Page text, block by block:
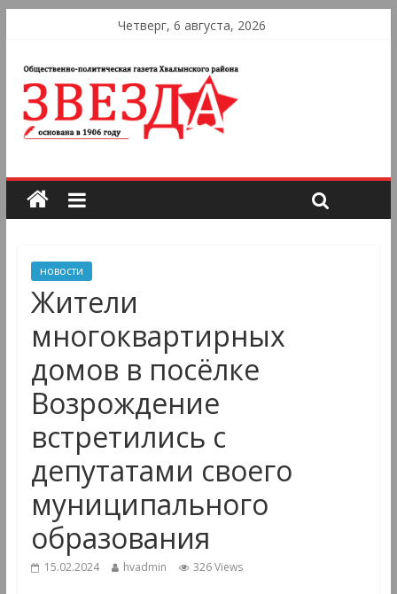
Четверг, 6 августа, 2026
новости
Жители
многоквартирных
домов в посëлке
Возрождение
встретились с
депутатами своего
муниципального
образования
15.02.2024 hvadmin 326 Views